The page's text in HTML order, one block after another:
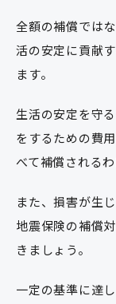
全額の補償では
活の安定に貢献
ます。
生活の安定を守
をするための費
べて補償される
また、損害が生
地震保険の補償
きましょう。
一定の基準に達